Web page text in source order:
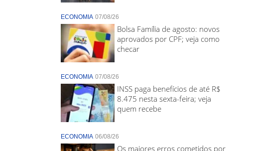
ECONOMIA 07/08/26
Bolsa Família de agosto: novos
aprovados por CPF; veja como
checar
ECONOMIA 07/08/26
INSS paga benefícios de até R$
8.475 nesta sexta-feira; veja
quem recebe
ECONOMIA 06/08/26
Os maiores erros cometidos por